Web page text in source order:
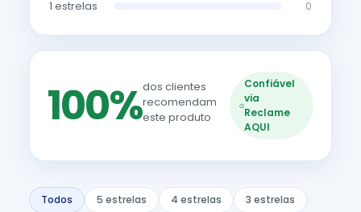
1 estrelas 0
100%dos clientes
recomendam
este produto
Confiável
via
Reclame
AQUI
Todos 5 estrelas 4 estrelas
3 estrelas